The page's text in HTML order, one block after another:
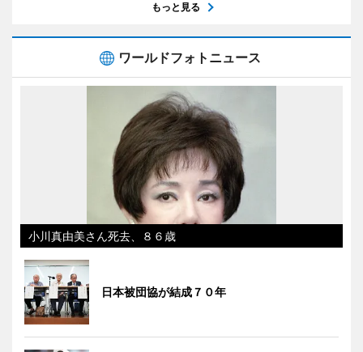
もっと見る
ワールドフォトニュース
小川真由美さん死去、８６歳
日本被団協が結成７０年